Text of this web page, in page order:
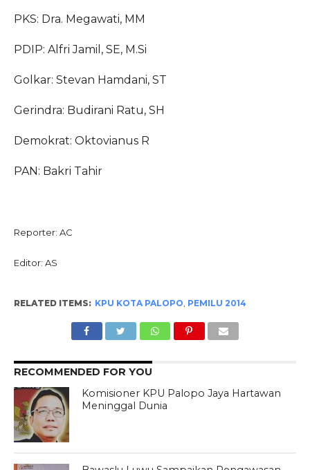
PKS: Dra. Megawati, MM
PDIP: Alfri Jamil, SE, M.Si
Golkar: Stevan Hamdani, ST
Gerindra: Budirani Ratu, SH
Demokrat: Oktovianus R
PAN: Bakri Tahir
Reporter: AC
Editor: AS
RELATED ITEMS: KPU KOTA PALOPO PEMILU 2014
RECOMMENDED FOR YOU
Komisioner KPU Palopo Jaya Hartawan
Meninggal Dunia